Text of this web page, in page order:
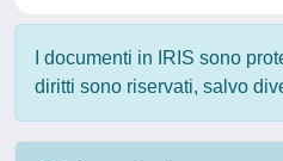
I documenti in IRIS sono
diritti sono riservati, salvo